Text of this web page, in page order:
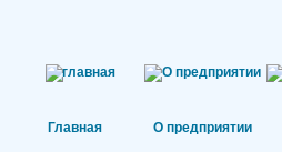
Главная О предприятии